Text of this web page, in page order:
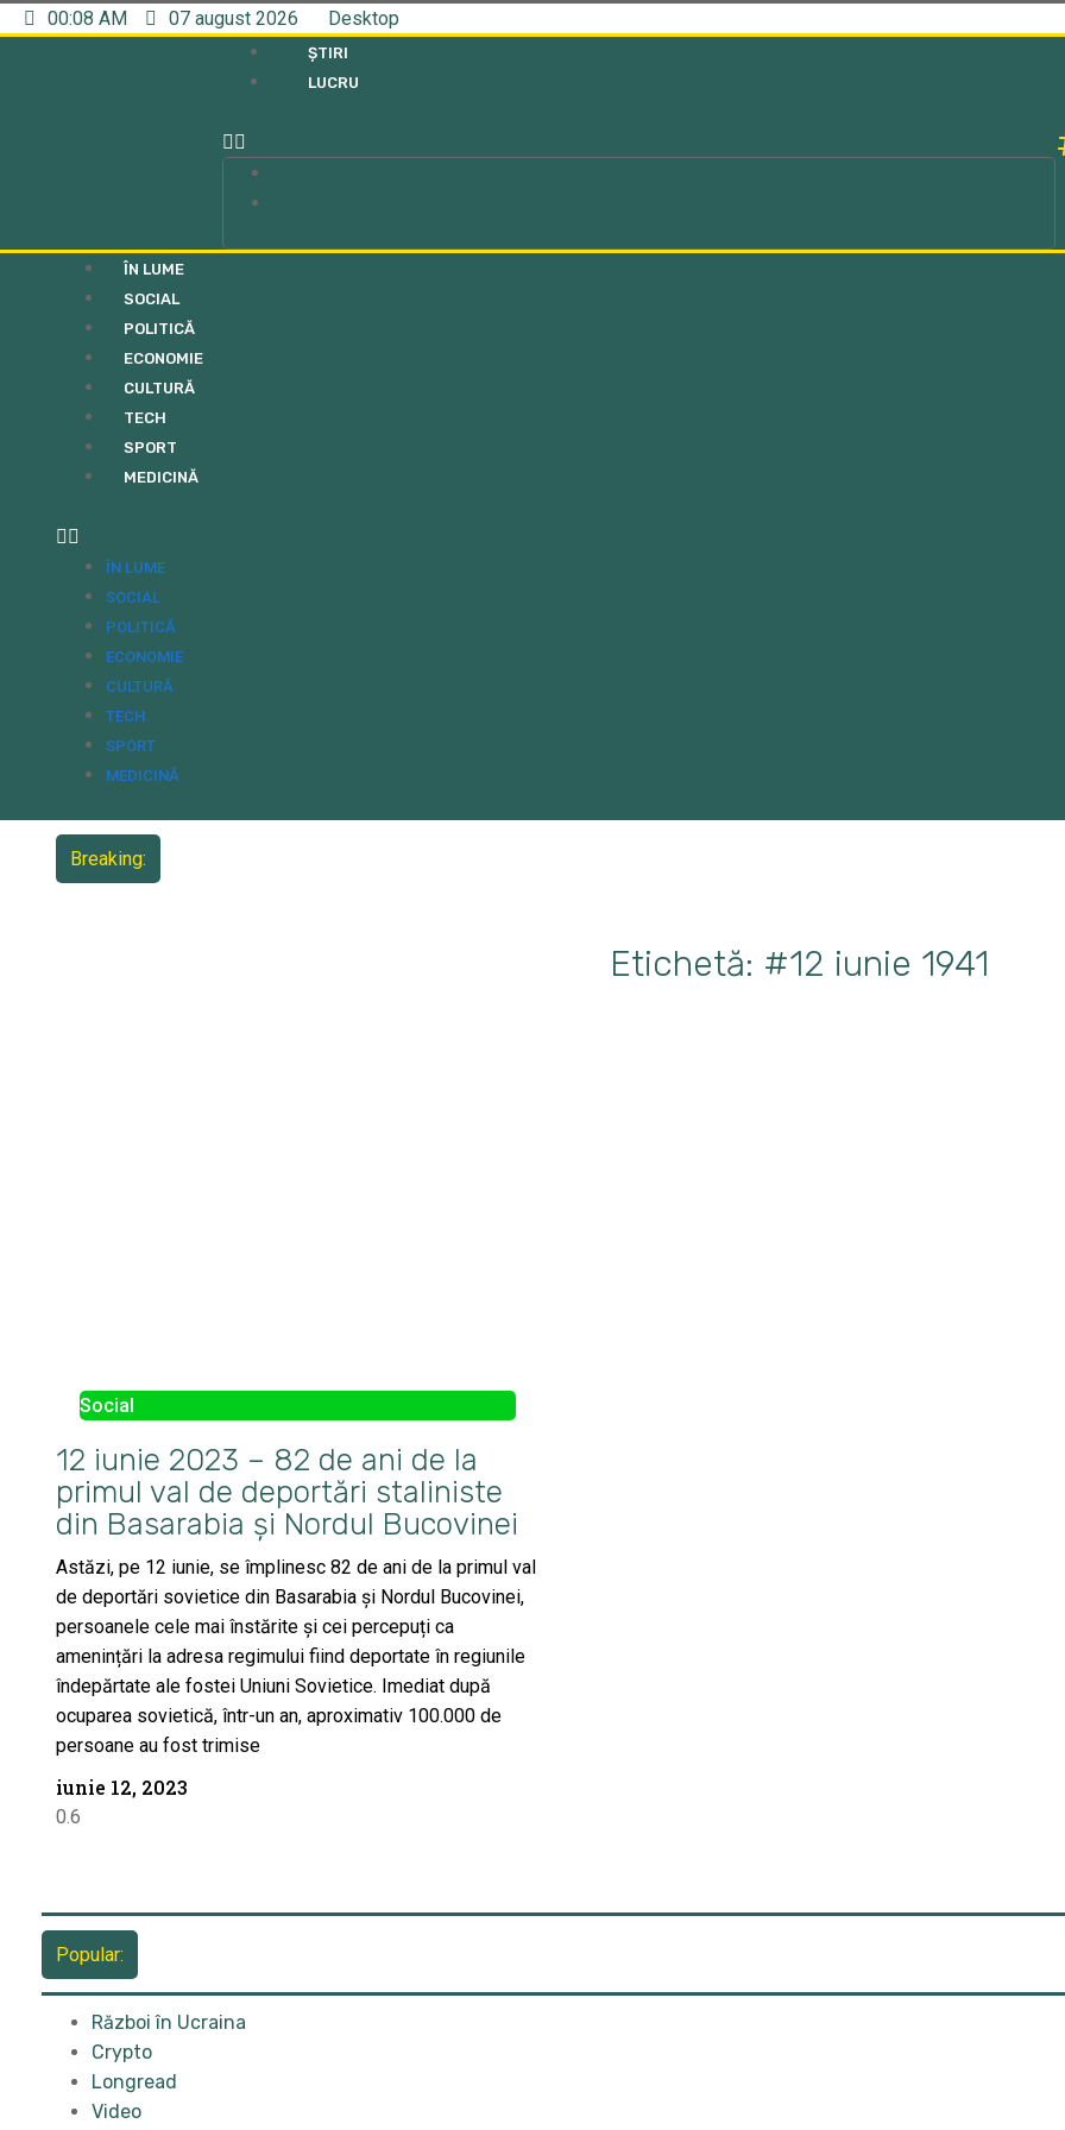
00:08 AM 07 august 2026 Desktop
ȘTIRI
LUCRU
ÎN LUME
SOCIAL
POLITICĂ
ECONOMIE
CULTURĂ
TECH
SPORT
MEDICINĂ
ÎN LUME
SOCIAL
POLITICĂ
ECONOMIE
CULTURĂ
TECH
SPORT
MEDICINĂ
Breaking:
Etichetă: #12 iunie 1941
Social
12 iunie 2023 – 82 de ani de la
primul val de deportări staliniste
din Basarabia și Nordul Bucovinei
Astăzi, pe 12 iunie, se împlinesc 82 de ani de la primul val
de deportări sovietice din Basarabia și Nordul Bucovinei,
persoanele cele mai înstărite și cei percepuți ca
amenințări la adresa regimului fiind deportate în regiunile
îndepărtate ale fostei Uniuni Sovietice. Imediat după
ocuparea sovietică, într-un an, aproximativ 100.000 de
persoane au fost trimise
iunie 12, 2023
Popular:
Război în Ucraina
Crypto
Longread
Video